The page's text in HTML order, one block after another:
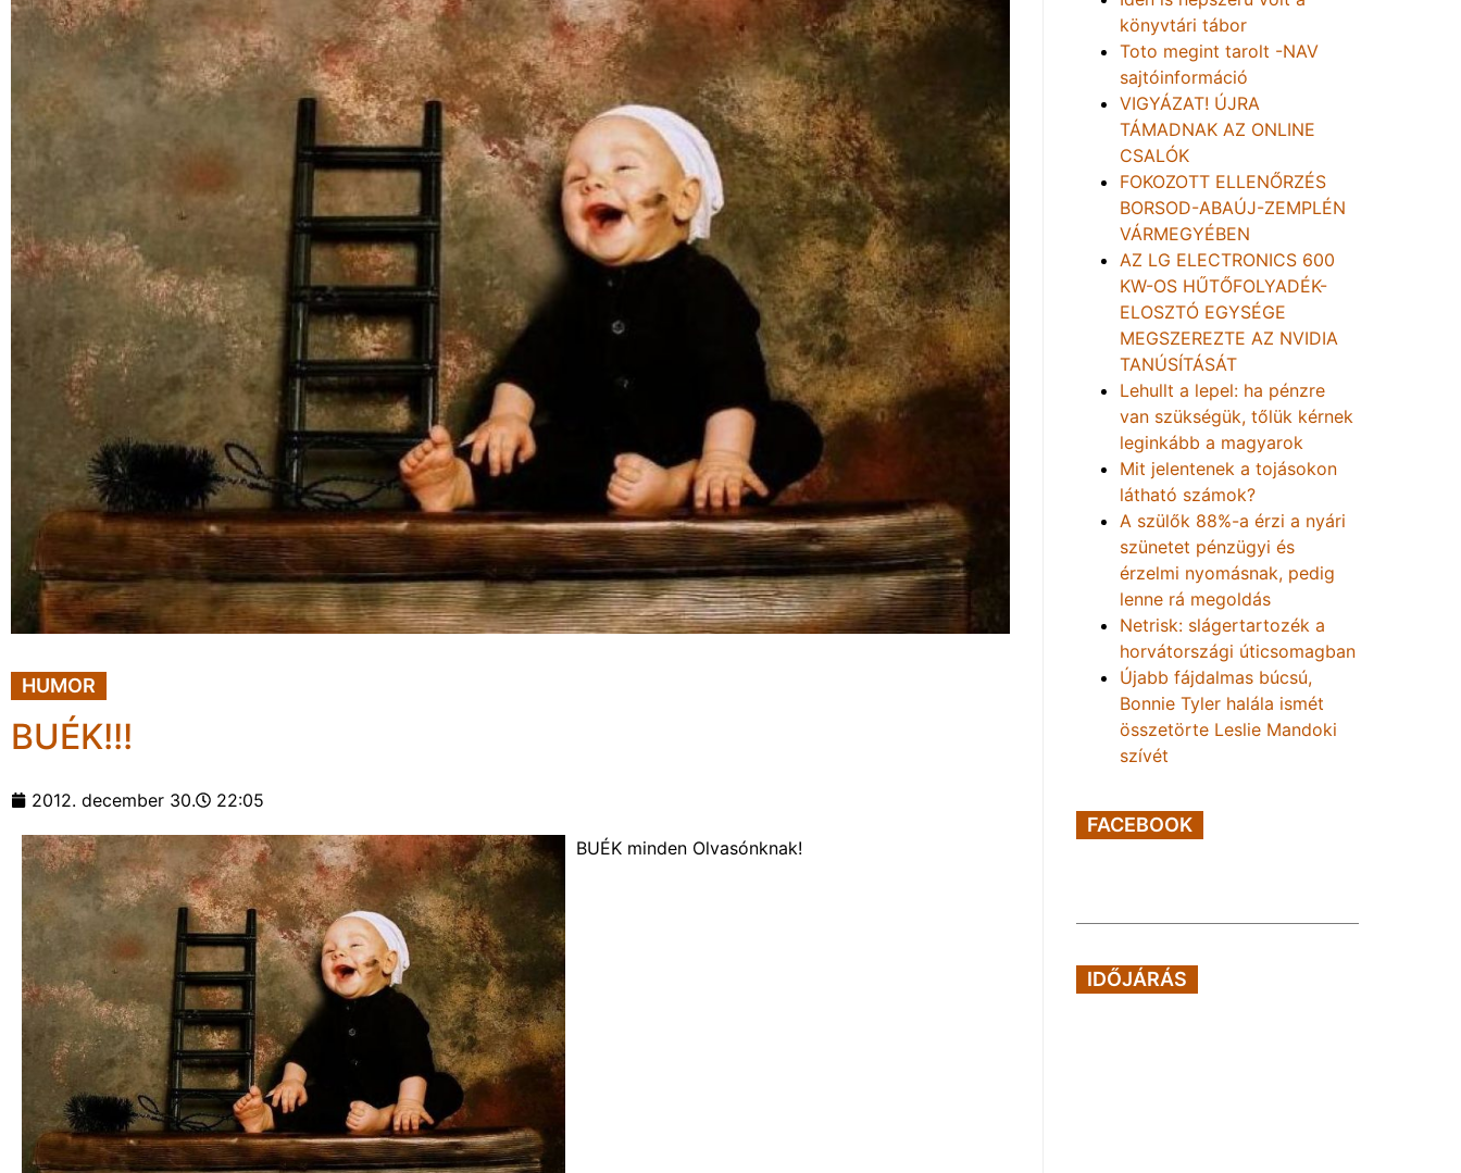
HUMOR
BUÉK!!!
2012. december 30. 22:05
BUÉK minden Olvasónknak!
könyvtári tábor
Toto megint tarolt -NAV
sajtóinformáció
VIGYÁZAT! ÚJRA
TÁMADNAK AZ ONLINE
CSALÓK
FOKOZOTT ELLENŐRZÉS
BORSOD-ABAÚJ-ZEMPLÉN
VÁRMEGYÉBEN
AZ LG ELECTRONICS 600
KW-OS HŰTŐFOLYADÉK-
ELOSZTÓ EGYSÉGE
MEGSZEREZTE AZ NVIDIA
TANÚSÍTÁSÁT
Lehullt a lepel: ha pénzre
van szükségük, tőlük kérnek
leginkább a magyarok
Mit jelentenek a tojásokon
látható számok?
A szülők 88%-a érzi a nyári
szünetet pénzügyi és
érzelmi nyomásnak, pedig
lenne rá megoldás
Netrisk: slágertartozék a
horvátországi úticsomagban
Újabb fájdalmas búcsú,
Bonnie Tyler halála ismét
összetörte Leslie Mandoki
szívét
FACEBOOK
IDŐJÁRÁS